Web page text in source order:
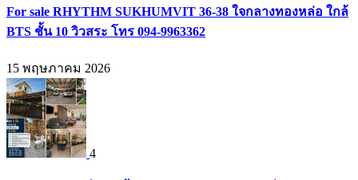
For sale RHYTHM SUKHUMVIT 36-38 ใจกลางทองหล่อ ใกล้
BTS ชั้น 10 วิวสระ โทร 094-9963362
15 พฤษภาคม 2026
4